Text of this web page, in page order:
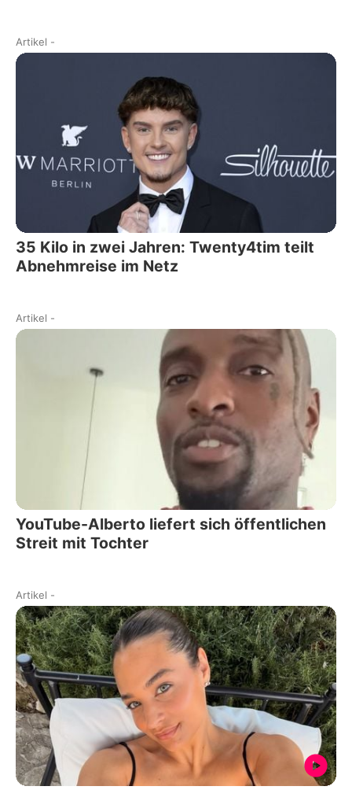
Artikel -
35 Kilo in zwei Jahren: Twenty4tim teilt
Abnehmreise im Netz
Artikel -
YouTube-Alberto liefert sich öffentlichen
Streit mit Tochter
Artikel -